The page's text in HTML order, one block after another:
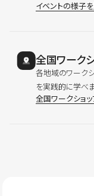
イベントの様子
全国ワーク
各地域のワーク
を実践的に学べま
全国ワークショッ